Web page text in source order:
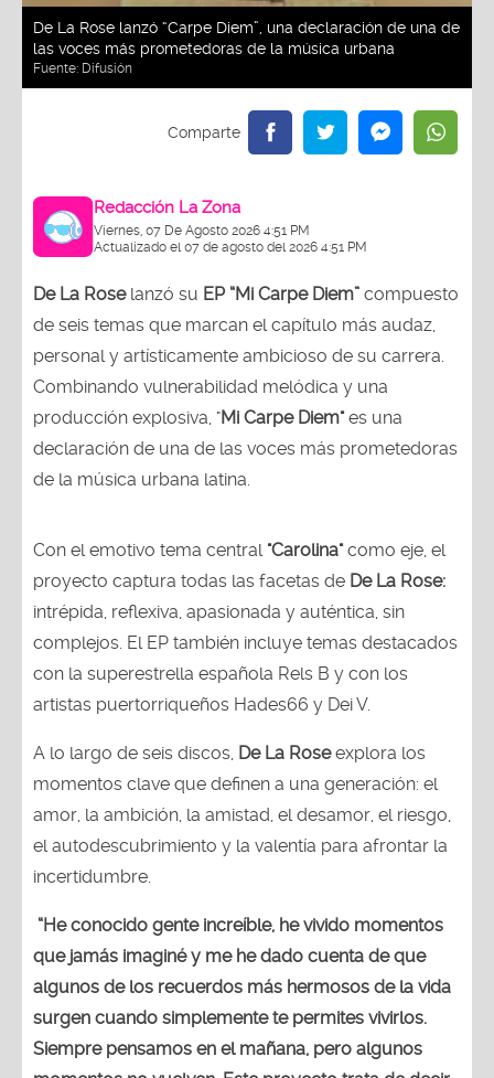
De La Rose lanzó “Carpe Diem”, una declaración de una de
las voces más prometedoras de la música urbana
Fuente: Difusión
Redacción La Zona
Viernes, 07 De Agosto 2026 4:51 PM
Actualizado el 07 de agosto del 2026 4:51 PM
De La Rose lanzó su EP “Mi Carpe Diem” compuesto
de seis temas que marcan el capítulo más audaz,
personal y artísticamente ambicioso de su carrera.
Combinando vulnerabilidad melódica y una
producción explosiva, "Mi Carpe Diem"es una
declaración de una de las voces más prometedoras
de la música urbana latina.
Con el emotivo tema central "Carolina"como eje, el
proyecto captura todas las facetas de De La Rose:
intrépida, reflexiva, apasionada y auténtica, sin
complejos. El EP también incluye temas destacados
con la superestrella española Rels B y con los
artistas puertorriqueños Hades66 y Dei V.
A lo largo de seis discos, De La Roseexplora los
momentos clave que definen a una generación: el
amor, la ambición, la amistad, el desamor, el riesgo,
el autodescubrimiento y la valentía para afrontar la
incertidumbre.
“He conocido gente increíble, he vivido momentos
que jamás imaginé y me he dado cuenta de que
algunos de los recuerdos más hermosos de la vida
surgen cuando simplemente te permites vivirlos.
Siempre pensamos en el mañana, pero algunos